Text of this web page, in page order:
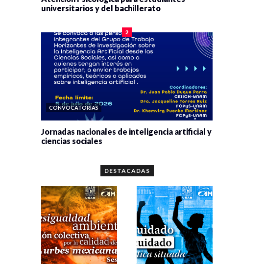
universitarios y del bachillerato
2
CONVOCATORIAS
Jornadas nacionales de inteligencia artificial y
ciencias sociales
DESTACADAS